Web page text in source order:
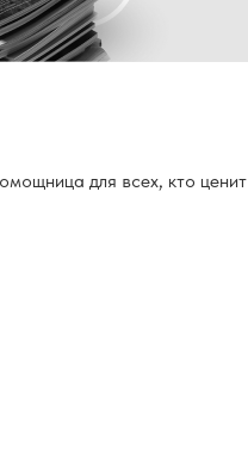
для всех, кто